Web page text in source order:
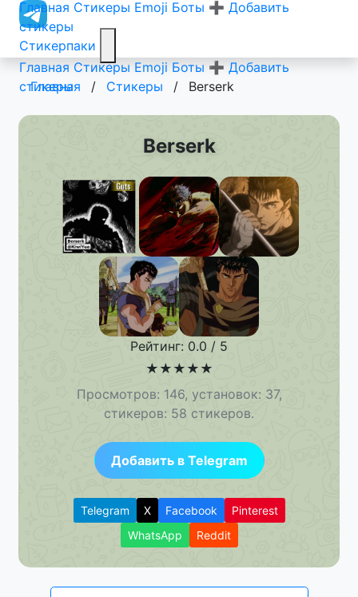
Стикерпаки
Главная Стикеры Emoji Боты ➕ Добавить
стикеры
Главная Стикеры Emoji Боты ➕ Добавить
стикеры
Главная / Стикеры / Berserk
Berserk
Рейтинг: 0.0 / 5
★ ★ ★ ★ ★
Просмотров: 146, установок: 37,
стикеров: 58 стикеров.
Добавить в Telegram
Telegram X Facebook
Pinterest
WhatsApp
Reddit